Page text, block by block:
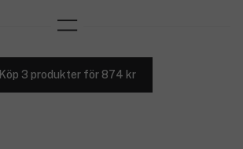
Köp 3 produkter för 874 kr